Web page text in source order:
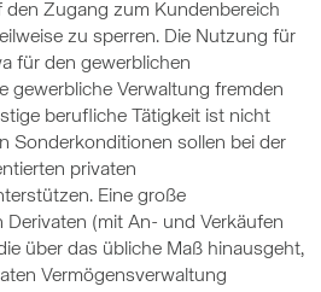
Zugang zum Kundenbereich
zu sperren. Die Nutzung für
für den gewerblichen
gewerbliche Verwaltung fremden
berufliche Tätigkeit ist nicht
Sonderkonditionen sollen bei der
privaten
Eine große
(mit An- und Verkäufen
über das übliche Maß hinausgeht,
Vermögensverwaltung